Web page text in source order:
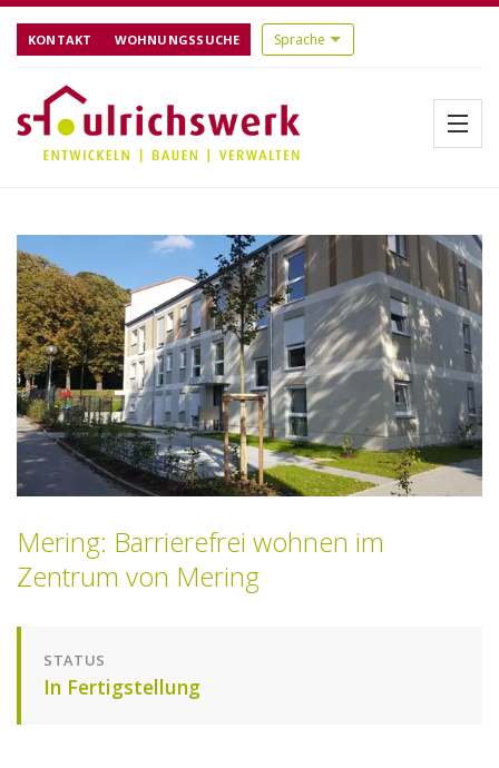
KONTAKT WOHNUNGSSUCHE
Menü
Startseite
Über uns
Aktuelles
Bauen
Referenzen
Referenzen
Verwalten
Mieten
Mering: Barrierefrei wohnen im
Zentrum von Mering
STATUS
In Fertigstellung